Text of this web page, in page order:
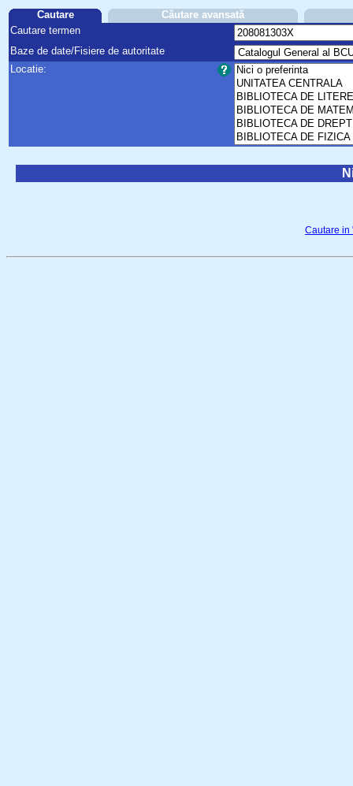
Cautare
Căutare avansată
Cautare termen
Baze de date/Fisiere de autoritate
Locatie:
Cautare in